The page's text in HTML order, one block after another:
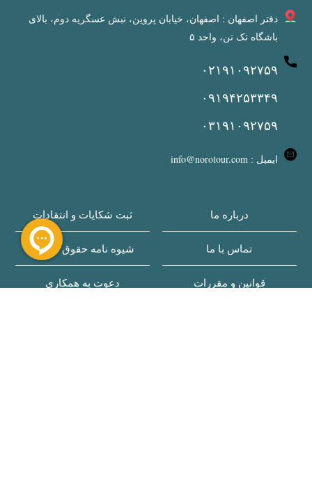
دفتر اصفهان : اصفهان، خیابان پروین، نبش عسگریه دوم، بالای
باشگاه تک تن، واحد ۵
۰۲۱۹۱۰۹۲۷۵۹
۰۹۱۹۴۲۵۳۳۴۹
۰۳۱۹۱۰۹۲۷۵۹
ایمیل : info@norotour.com
درباره ما
تماس با ما
قوانین و مقررات
ثبت شکایات و انتقادات
شیوه نامه حقوق مسافر
دعوت به همکاری